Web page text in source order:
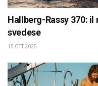
Hallberg-Rassy 370:
svedese
15 OTT 2025